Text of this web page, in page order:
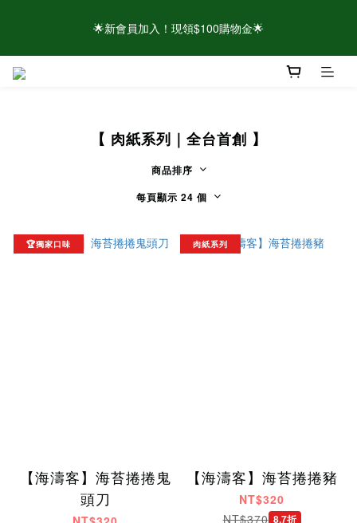
🌟新會員加入！現領$100購物金🌟
🌟新會員加入！現領$100購物金🌟
⚠️請認明官方帳號！近期有仿冒頁面/粉專盜圖詐騙 👉點此查看官
🌟新會員加入！現領$100購物金🌟
【 肉紙系列｜全台首創 】
商品排序
每頁顯示 24 個
🏆獨家口味
【海濤客】海苔捲捲鬼
頭刀
肉紙系列
【海濤客】海苔捲捲豬
NT$320
NT$370 8.7折